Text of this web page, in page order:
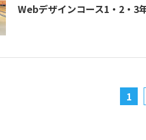
Webデザインコース1・2・3
1